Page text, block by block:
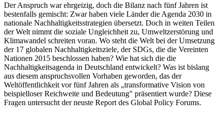
Der Anspruch war ehrgeizig, doch die Bilanz nach fünf Jahren ist
bestenfalls gemischt: Zwar haben viele Länder die Agenda 2030 in
nationale Nachhaltigkeitsstrategien übersetzt. Doch in weiten Teilen
der Welt nimmt die soziale Ungleichheit zu, Umweltzerstörung und
Klimawandel schreiten voran. Wo steht die Welt bei der Umsetzung
der 17 globalen Nachhaltigkeitsziele, der SDGs, die die Vereinten
Nationen 2015 beschlossen haben? Wie hat sich die die
Nachhaltigkeitsagenda in Deutschland entwickelt? Was ist bislang
aus diesem anspruchsvollen Vorhaben geworden, das der
Weltöffentlichkeit vor fünf Jahren als „transformative Vision von
beispielloser Reichweite und Bedeutung" präsentiert wurde? Diese
Fragen untersucht der neuste Report des Global Policy Forums.